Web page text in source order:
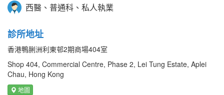
西醫、普通科、私人執業
診所地址
香港鴨脷洲利東邨2期商場404室
Shop 404, Commercial Centre, Phase 2, Lei Tung Estate, Aplei
Chau, Hong Kong
地圖